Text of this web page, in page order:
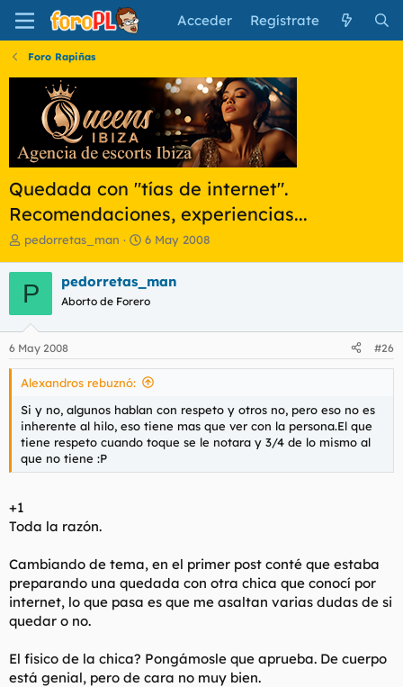
Acceder Regístrate
Foro Rapiñas
Quedada con "tías de internet".
Recomendaciones, experiencias...
I
i
c
i
a
d
o
r
d
l
t
e
m
pedorretas_man
F
h
a
e
n
i
i
o
6 May 2008
P pedorretas_man
Aborto de Forero
6 May 2008 #26
Alexandros rebuznó:
Si y no, algunos hablan con respeto y otros no, pero eso no es
inherente al hilo, eso tiene mas que ver con la persona.El que
tiene respeto cuando toque se le notara y 3/4 de lo mismo al
que no tiene :P
+1
Toda la razón.
Cambiando de tema, en el primer post conté que estaba
preparando una quedada con otra chica que conocí por
internet, lo que pasa es que me asaltan varias dudas de si
quedar o no.
El fisico de la chica? Pongámosle que aprueba. De cuerpo
está genial, pero de cara no muy bien.